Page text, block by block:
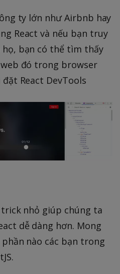
ty lớn như Airbnb hay
React và nếu bạn truy
bạn có thể tìm thấy
đó trong browser
React DevTools
nhỏ giúp chúng ta
dễ dàng hơn. Mong
nào các bạn trong